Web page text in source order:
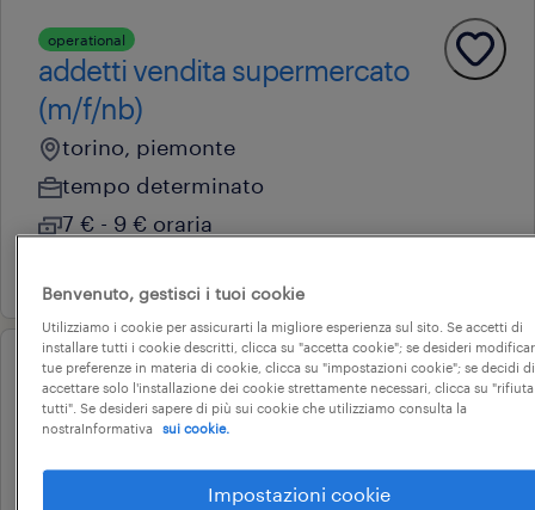
operational
addetti vendita supermercato
(m/f/nb)
torino, piemonte
tempo determinato
7 € - 9 € oraria
operational
operatore di filiale categoria
ciriè, piemonte
Benvenuto, gestisci i tuoi cookie
Utilizziamo i cookie per assicurarti la migliore esperienza sul sito. Se accetti di
installare tutti i cookie descritti, clicca su "accetta cookie"; se desideri
tue preferenze in materia di cookie, clicca su "impostazioni cookie"; se decidi di
accettare solo l'installazione dei cookie strettamente necessari, clicca su "rifiuta
tutti". Se desideri sapere di più sui cookie che utilizziamo consulta la
nostraInformativa
sui cookie.
Impostazioni cookie